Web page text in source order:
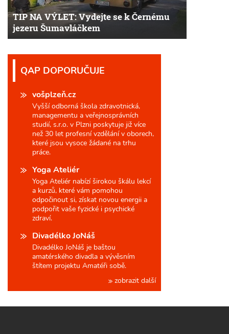
TIP NA VÝLET: Vydejte se k Černému
jezeru Šumavláčkem
QAP DOPORUČUJE
vošplzeň.cz
Vyšší odborná škola zdravotnická,
managementu a veřejnosprávních
studií, s.r.o. v Plzni poskytuje již více
než 30 let profesní vzdělání v oborech,
které jsou vysoce žádané na trhu
práce.
Yoga Ateliér
Yoga Ateliér nabízí širokou škálu lekcí
a kurzů, které vám pomohou
odpočinout si, získat novou energii a
podpořit vaše fyzické i psychické
zdraví.
Divadélko JoNáš
Divadélko JoNáš je baštou
amatérského divadla a vývěsním
štítem projektu Amatéři sobě.
zobrazit další